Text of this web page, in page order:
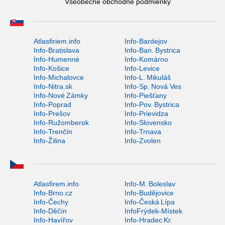
Atlasfiriem.info
Info-Bardejov
Info-Bratislava
Info-Ban. Bystrica
Info-Humenné
Info-Komárno
Info-Košice
Info-Levice
Info-Michalovce
Info-L. Mikuláš
Info-Nitra.sk
Info-Sp. Nová Ves
Info-Nové Zámky
Info-Piešťany
Info-Poprad
Info-Pov. Bystrica
Info-Prešov
Info-Prievidza
Info-Ružomberok
Info-Slovensko
Info-Trenčín
Info-Trnava
Info-Žilina
Info-Zvolen
Atlasfirem.info
Info-M. Boleslav
Info-Brno.cz
Info-Budějovice
Info-Čechy
Info-Česká Lípa
Info-Děčín
InfoFrýdek-Místek
Info-Havířov
Info-Hradec Kr.